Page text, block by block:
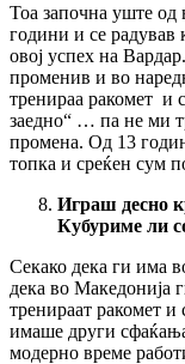
Тоа започна уште од
години и се радував
овој успех на
променив и во
тренираа ракомет и
заедно“ … па не ми
промена. Од 13
топка и среќен сум
Играш десно
Кубуриме ли
Секако дека ги има
дека во
тренираат ракомет
имаше други
модерно време